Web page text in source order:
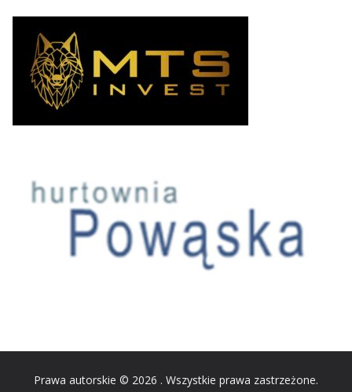
Prawa autorskie © 2026 . Wszystkie prawa zastrzeżone.